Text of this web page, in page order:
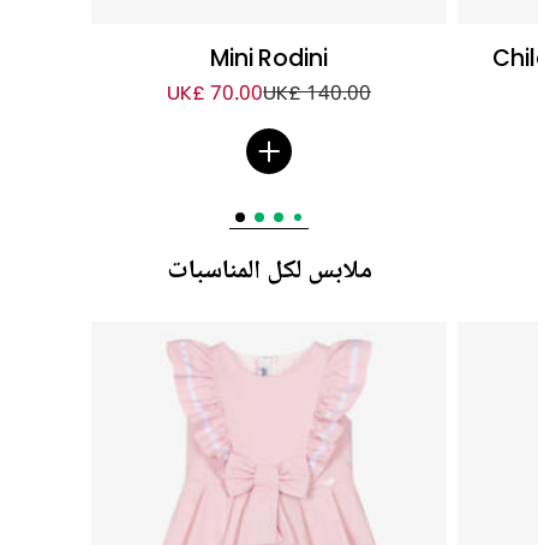
Mini Rodini
UK£ 140.00
UK£ 70.00
ملابس لكل المناسبات